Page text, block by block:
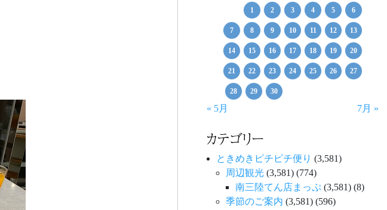
1 2 3 4 5 6
7 8 9 10 11 12 13
14 15 16 17 18 19 20
21 22 23 24 25 26 27
28 29 30
« 5月 7月 »
カテゴリー
ときめきピチピチ便り (3,581)
周辺観光 (3,581) (774)
南三陸てん店まっぷ (3,581) (8)
季節のご案内 (3,581) (596)